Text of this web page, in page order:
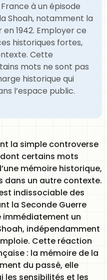
à un épisode
Shoah, notamment la
1942. Employer ce
historiques fortes,
Cette
mots ne sont pas
historique qui
l’espace public.
la simple controverse
certains mots
mémoire historique,
dans un autre contexte.
indissociable des
la Seconde Guerre
immédiatement un
indépendamment
Cette réaction
: la mémoire de la
du passé, elle
les sensibilités et les